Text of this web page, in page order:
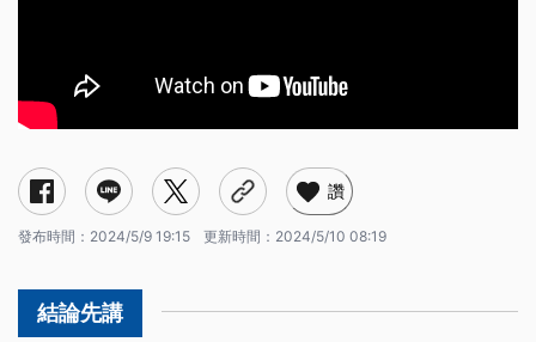
讚
發布時間： 2024/5/9 19:15 更新時間： 2024/5/10 08:19